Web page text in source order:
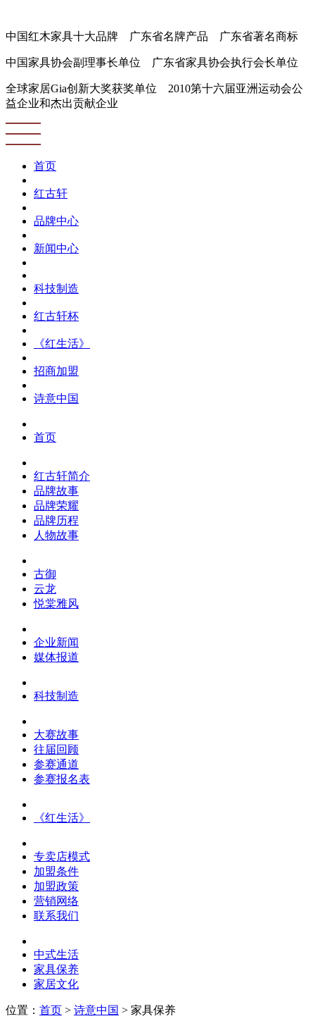
中国红木家具十大品牌 广东省名牌产品 广东省著名商标
中国家具协会副理事长单位 广东省家具协会执行会长单位
全球家居Gia创新大奖获奖单位 2010第十六届亚洲运动会公
益企业和杰出贡献企业
首页
红古轩
品牌中心
新闻中心
科技制造
红古轩杯
《红生活》
招商加盟
诗意中国
首页
红古轩简介
品牌故事
品牌荣耀
品牌历程
人物故事
古御
云龙
悦棠雅风
企业新闻
媒体报道
科技制造
大赛故事
往届回顾
参赛通道
参赛报名表
《红生活》
专卖店模式
加盟条件
加盟政策
营销网络
联系我们
中式生活
家具保养
家居文化
位置： 首页 > 诗意中国 > 家具保养